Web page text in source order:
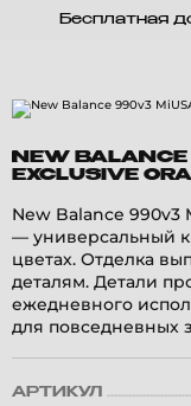
Бесплатная
NEW
EXCLUSIVE
New Balance 990v3
— универсальный
цветах. Отделка
деталям. Детали
ежедневного
для повседневных
АРТИКУЛ